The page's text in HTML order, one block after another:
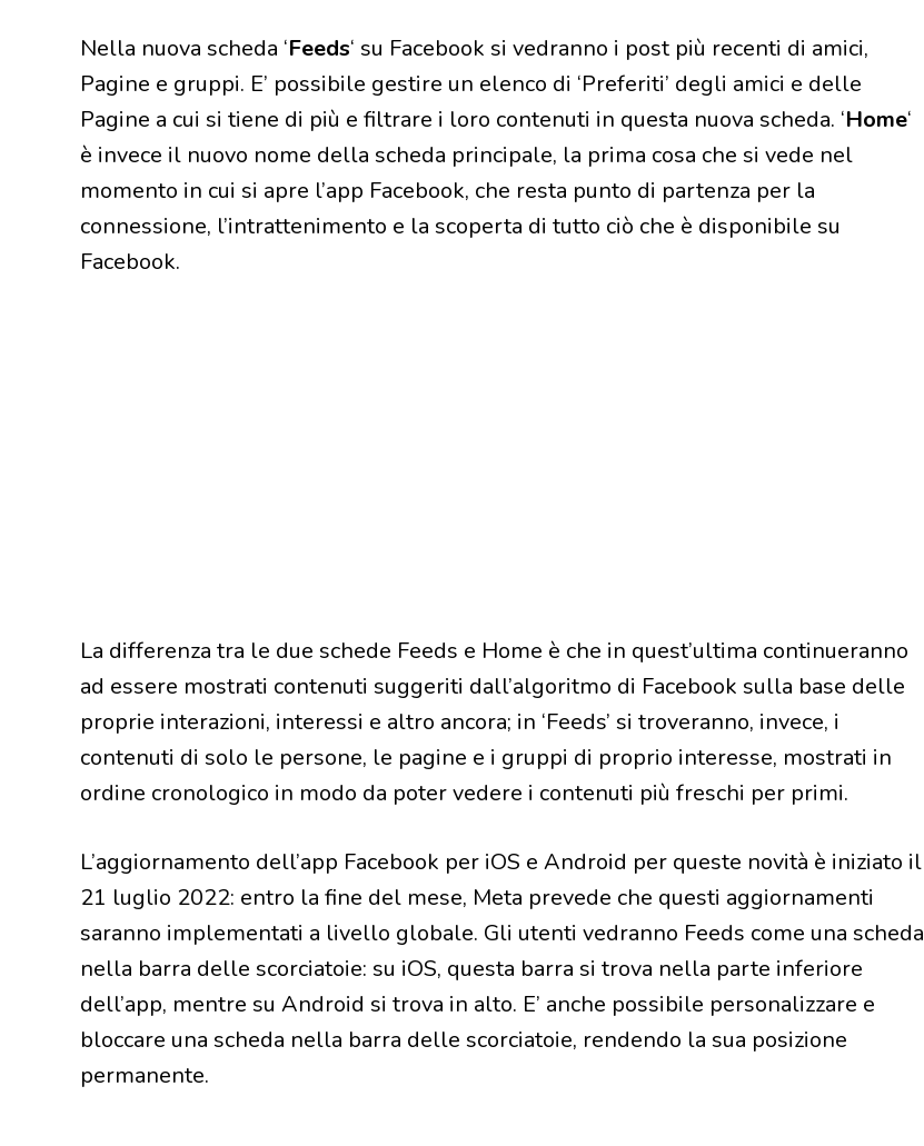
Nella nuova scheda ‘Feeds‘ su Facebook si vedranno i post più recenti di amici,
Pagine e gruppi. E’ possibile gestire un elenco di ‘Preferiti’ degli amici e delle
Pagine a cui si tiene di più e filtrare i loro contenuti in questa nuova scheda. ‘Home‘
è invece il nuovo nome della scheda principale, la prima cosa che si vede nel
momento in cui si apre l’app Facebook, che resta punto di partenza per la
connessione, l’intrattenimento e la scoperta di tutto ciò che è disponibile su
Facebook.
La differenza tra le due schede Feeds e Home è che in quest’ultima continueranno
ad essere mostrati contenuti suggeriti dall’algoritmo di Facebook sulla base delle
proprie interazioni, interessi e altro ancora; in ‘Feeds’ si troveranno, invece, i
contenuti di solo le persone, le pagine e i gruppi di proprio interesse, mostrati in
ordine cronologico in modo da poter vedere i contenuti più freschi per primi.
L’aggiornamento dell’app Facebook per iOS e Android per queste novità è iniziato il
21 luglio 2022: entro la fine del mese, Meta prevede che questi aggiornamenti
saranno implementati a livello globale. Gli utenti vedranno Feeds come una scheda
nella barra delle scorciatoie: su iOS, questa barra si trova nella parte inferiore
dell’app, mentre su Android si trova in alto. E’ anche possibile personalizzare e
bloccare una scheda nella barra delle scorciatoie, rendendo la sua posizione
permanente.